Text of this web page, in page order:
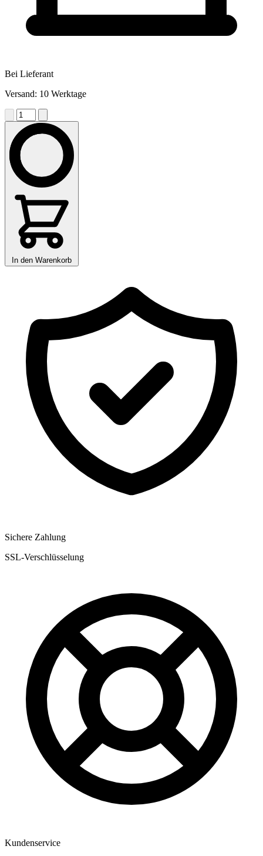
Bei Lieferant
Versand: 10 Werktage
In den Warenkorb
Sichere Zahlung
SSL-Verschlüsselung
Kundenservice